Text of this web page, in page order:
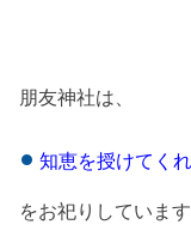
朋友神社は、
知恵を授けてく
をお祀りしています